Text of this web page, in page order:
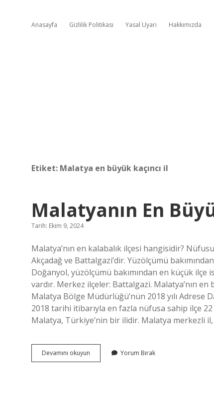
Anasayfa Gizlilik Politikası Yasal Uyarı Hakkımızda
Etiket: Malatya en büyük kaçıncı il
Malatyanın En
Tarih: Ekim 9, 2024
Malatya’nın en kalabalık ilçesi hangisidir?
Akçadağ ve Battalgazi’dir. Yüzölçümü
Doğanyol, yüzölçümü bakımından en küçük ilçe
vardır. Merkez ilçeler: Battalgazi. Malatya’nın
Malatya Bölge Müdürlüğü’nün 2018 yılı Adrese
2018 tarihi itibarıyla en fazla nüfusa sahip ilçe
Malatya, Türkiye’nin bir ilidir. Malatya merkezli
Devamını okuyun Malatyanın
En
Yorum Bırak